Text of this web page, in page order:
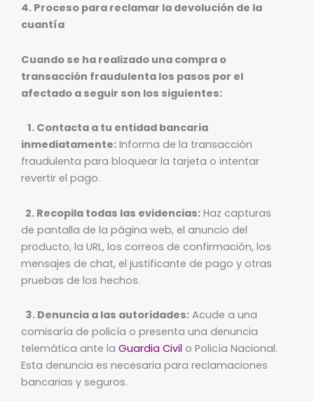
4. Proceso para reclamar la devolución de la
cuantía
Cuando se ha realizado una compra o
transacción fraudulenta los pasos por el
afectado a seguir son los siguientes:
1. Contacta a tu entidad bancaria
inmediatamente: Informa de la transacción
fraudulenta para bloquear la tarjeta o intentar
revertir el pago.
2. Recopila todas las evidencias: Haz capturas
de pantalla de la página web, el anuncio del
producto, la URL, los correos de confirmación, los
mensajes de chat, el justificante de pago y otras
pruebas de los hechos.
3. Denuncia a las autoridades: Acude a una
comisaría de policía o presenta una denuncia
telemática ante la Guardia Civil o Policía Nacional.
Esta denuncia es necesaria para reclamaciones
bancarias y seguros.